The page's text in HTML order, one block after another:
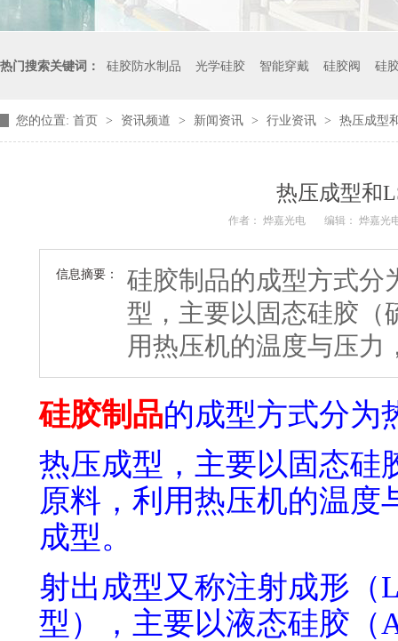
热门搜索关键词： 硅胶防水制品 光学硅胶 智能穿戴 硅胶阀 硅
您的位置: 首页 > 资讯频道 > 新闻资讯 > 行业资讯 > 热压成型
热压成型和
作者： 烨嘉光电 编辑： 烨嘉光
信息摘要：
硅胶制品的成型方式分
型，主要以固态硅胶（
用热压机的温度与压
硅胶制品的成型方式分为
热压成型，主要以固态硅
原料，利用热压机的温度
成型。
射出成型又称注射成形（
型）
，主要以液态硅胶（